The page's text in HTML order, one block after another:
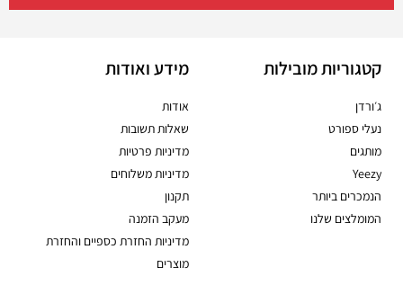
קטגוריות מובילות
ג׳ורדן
נעלי ספורט
מותגים
Yeezy
הנמכרים ביותר
המומלצים שלנו
מידע ואודות
אודות
שאלות תשובות
מדיניות פרטיות
מדיניות משלוחים
תקנון
מעקב הזמנה
מדיניות החזרת כספיים והחזרת
מוצרים